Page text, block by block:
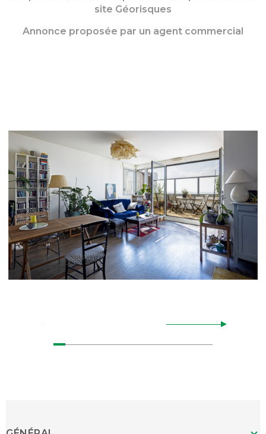
site Géorisques
Annonce proposée par un agent commercial